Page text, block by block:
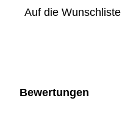
Auf die
Bewertungen